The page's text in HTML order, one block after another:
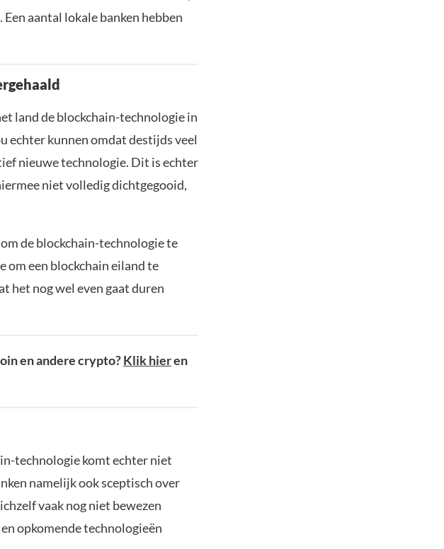
aantal lokale banken hebben
land de blockchain-technologie in
echter kunnen omdat destijds veel
nieuwe technologie. Dit is echter
niet volledig dichtgegooid,
de blockchain-technologie te
een blockchain eiland te
het nog wel even gaat duren
en andere crypto?Klik hieren
technologie komt echter niet
namelijk ook sceptisch over
vaak nog niet bewezen
opkomende technologieën